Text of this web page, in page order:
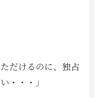
だけるのに、独占
・・・」